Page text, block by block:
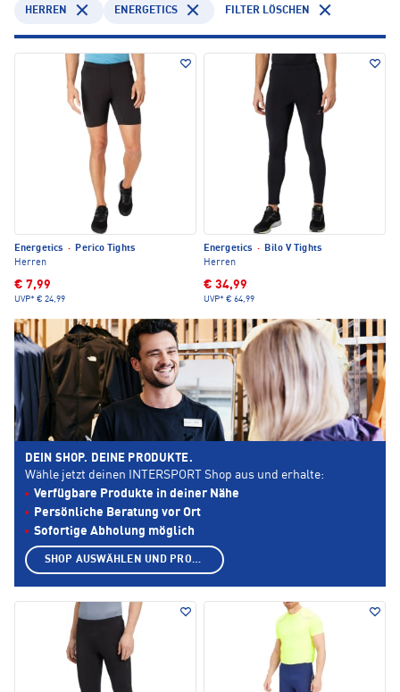
HERREN ENERGETICS FILTER LÖSCHEN
Energetics ·
Perico Tights
Herren
€ 7,99
UVP* € 24,99
Energetics ·
Bilo V Tights
Herren
€ 34,99
UVP* € 64,99
DEIN SHOP. DEINE PRODUKTE.
Wähle jetzt deinen INTERSPORT Shop aus und erhalte:
Verfügbare Produkte in deiner Nähe
Persönliche Beratung vor Ort
Sofortige Abholung möglich
SHOP AUSWÄHLEN UND PRODUKTE ANZEIGEN